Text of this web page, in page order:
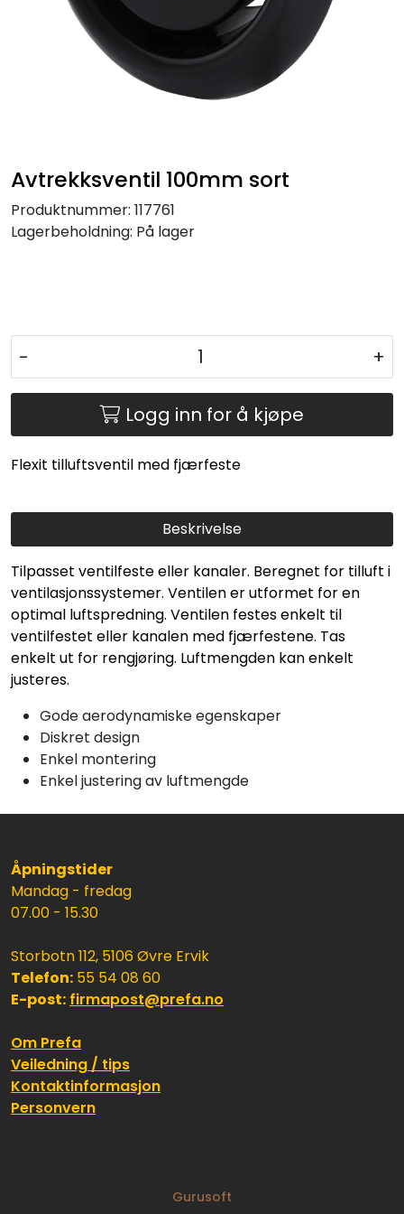
Avtrekksventil 100mm sort
Produktnummer: 117761
Lagerbeholdning: På lager
- +
Logg inn for å kjøpe
Flexit tilluftsventil med fjærfeste
Beskrivelse
Tilpasset ventilfeste eller kanaler. Beregnet for tilluft i
ventilasjonssystemer. Ventilen er utformet for en
optimal luftspredning. Ventilen festes enkelt til
ventilfestet eller kanalen med fjærfestene. Tas
enkelt ut for rengjøring. Luftmengden kan enkelt
justeres.
Gode aerodynamiske egenskaper
Diskret design
Enkel montering
Enkel justering av luftmengde
Åpningstider
Mandag - fredag
07.00 - 15.30
Storbotn 112, 5106 Øvre Ervik
Telefon: 55 54 08 60
E-post: firmapost@prefa.no
Om Prefa
Veiledning / tips
Kontaktinformasjon
Personvern
Gurusoft